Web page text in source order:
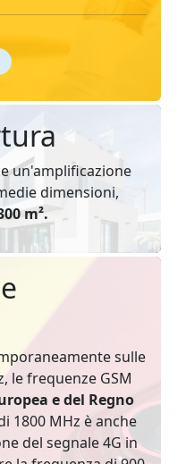
un'amplificazione
dimensioni,
m².
sulle
le frequenze GSM
e del Regno
1800 MHz è anche
del segnale 4G in